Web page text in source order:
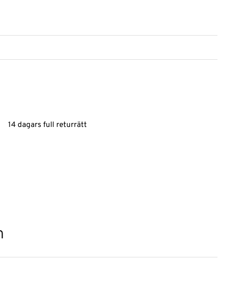
14 dagars full returrätt